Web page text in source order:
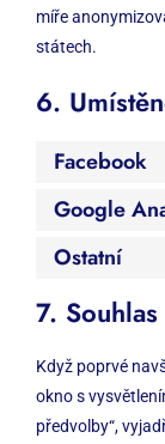
míře
státech.
6.
Facebook
Google
Ostatní
7. Souhlas
Když poprvé
okno s
předvolby“,